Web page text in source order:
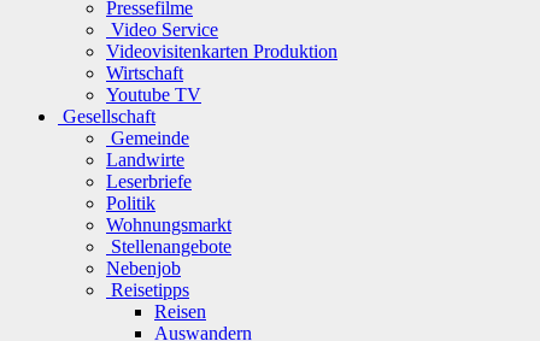
Pressefilme
Video Service
Videovisitenkarten Produktion
Wirtschaft
Youtube TV
Gesellschaft
Gemeinde
Landwirte
Leserbriefe
Politik
Wohnungsmarkt
Stellenangebote
Nebenjob
Reisetipps
Reisen
Auswandern